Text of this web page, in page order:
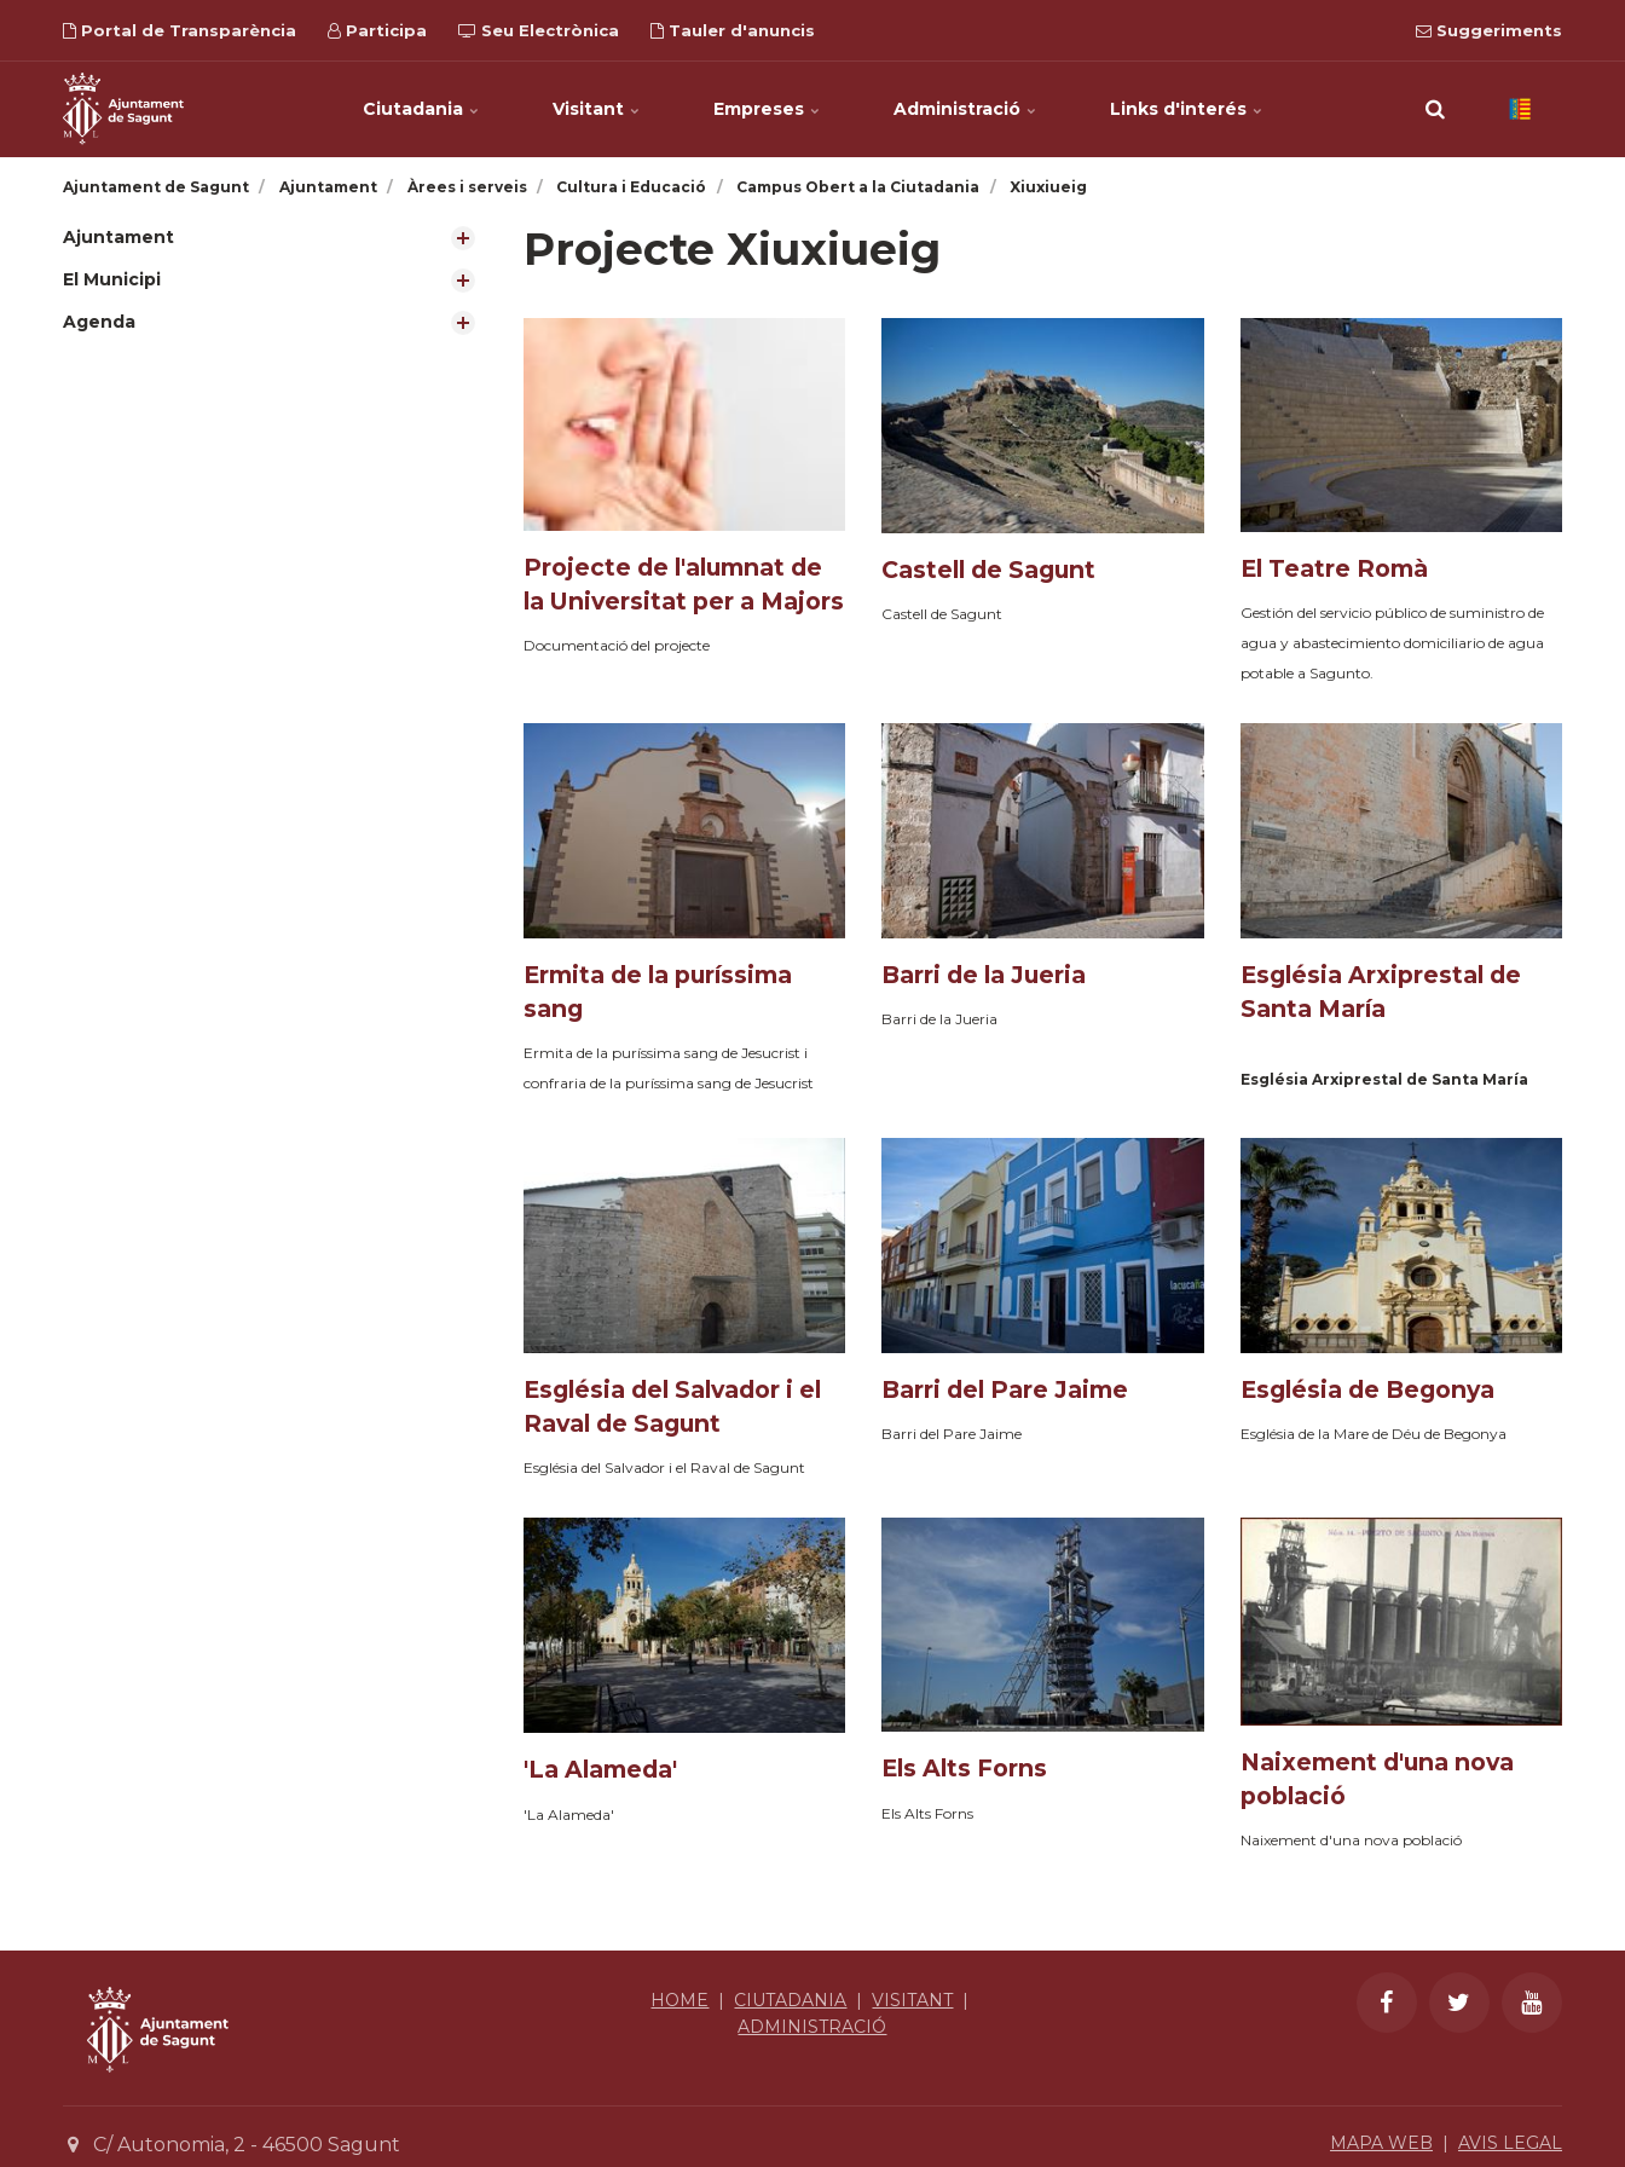
Portal de Transparència Participa Seu Electrònica Tauler d'anuncis Suggeriments
Ciutadania Visitant Empreses Administració Links d'interés
Ajuntament de Sagunt Ajuntament Àrees i serveis Cultura i Educació Campus Obert a la Ciutadania Xiuxiueig
Ajuntament
El Municipi
Agenda
Projecte Xiuxiueig
Projecte de l'alumnat de
la Universitat per a Majors
Documentació del projecte
Castell de Sagunt
Castell de Sagunt
El Teatre Romà
Gestión del servicio público de suministro de
agua y abastecimiento domiciliario de agua
potable a Sagunto.
Ermita de la puríssima
sang
Ermita de la puríssima sang de Jesucrist i
confraria de la puríssima sang de Jesucrist
Barri de la Jueria
Barri de la Jueria
Església Arxiprestal de
Santa María
Església Arxiprestal de Santa María
Església del Salvador i el
Raval de Sagunt
Església del Salvador i el Raval de Sagunt
Barri del Pare Jaime
Barri del Pare Jaime
Església de Begonya
Església de la Mare de Déu de Begonya
'La Alameda'
'La Alameda'
Els Alts Forns
Els Alts Forns
Naixement d'una nova
població
Naixement d'una nova població
HOME CIUTADANIA |VISITANT|
ADMINISTRACIÓ
C/ Autonomia, 2 - 46500 Sagunt MAPA WEB | AVIS LEGAL